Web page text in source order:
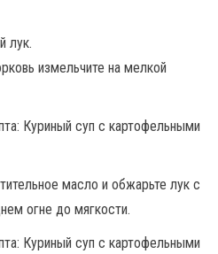
лук.
измельчите на мелкой
масло и обжарьте лук с
огне до мягкости.